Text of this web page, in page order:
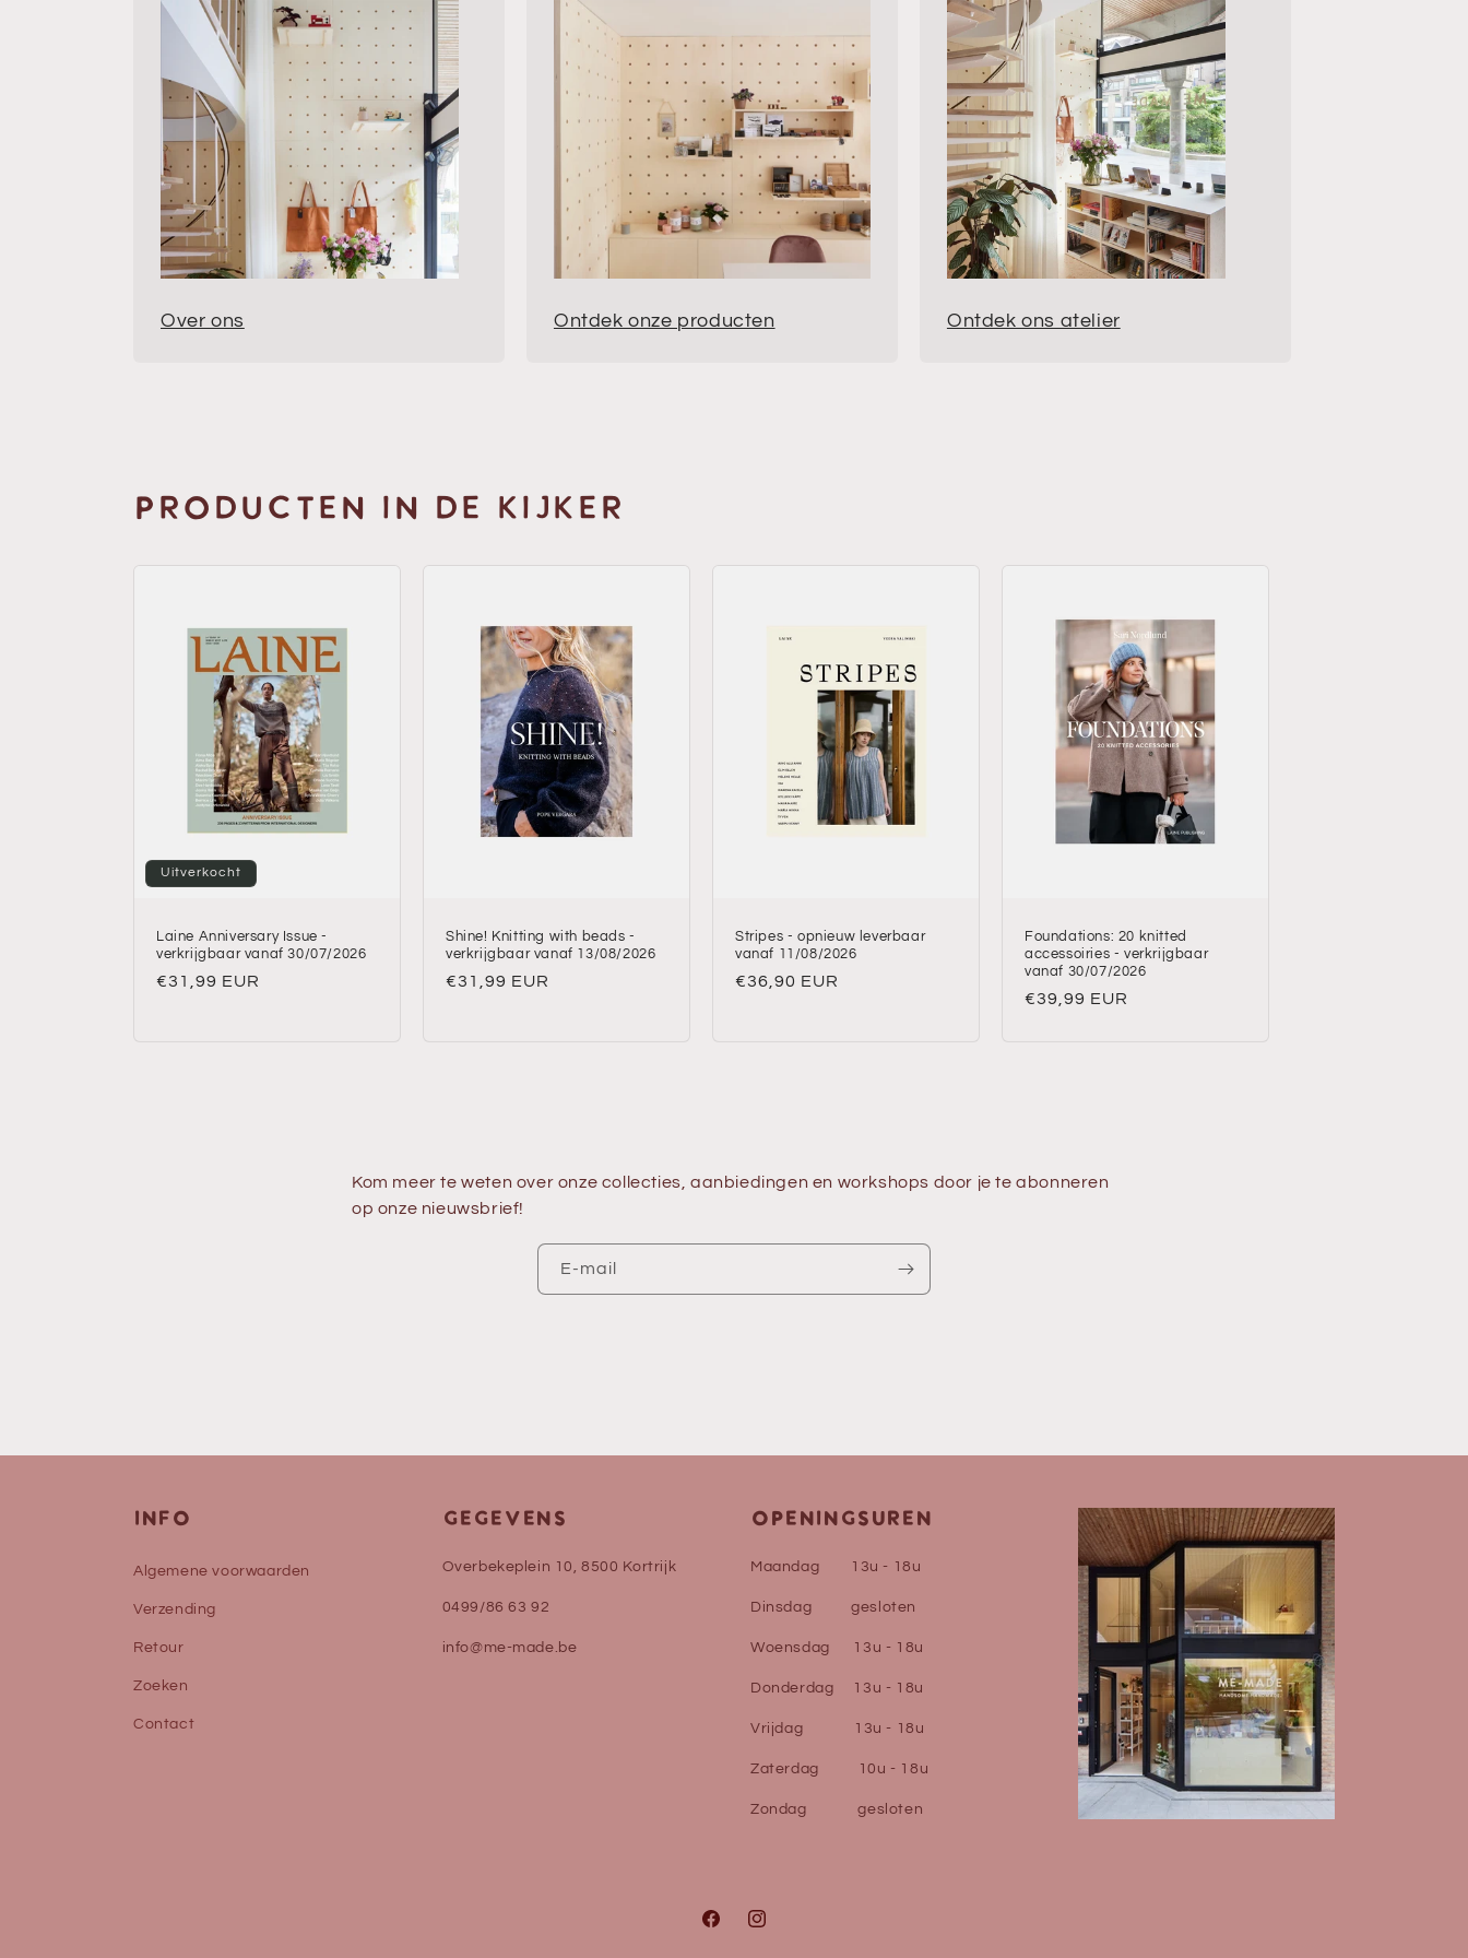
Over ons Ontdek onze producten Ontdek ons atelier
PRODUCTEN IN DE KIJKER
Uitverkocht
Laine Anniversary Issue -
verkrijgbaar vanaf 30/07/2026
Normale
€31,99 EUR
Shine! Knitting with beads -
verkrijgbaar vanaf 13/08/2026
Normale
€31,99 EUR
Stripes - opnieuw leverbaar
vanaf 11/08/2026
Normale
€36,90 EUR
Foundations: 20 knitted
accessoiries - verkrijgbaar
vanaf 30/07/2026
Normale
€39,99 EUR
Kom meer te weten over onze collecties, aanbiedingen en workshops door je te abonneren
op onze nieuwsbrief!
E‑mail
INFO
Algemene voorwaarden
Verzending
Retour
Zoeken
Contact
GEGEVENS
Overbekeplein 10, 8500 Kortrijk
0499/86 63 92
info@me-made.be
OPENINGSUREN
Maandag 13u - 18u
Dinsdag gesloten
Woensdag 13u - 18u
Donderdag 13u - 18u
Vrijdag 13u - 18u
Zaterdag 10u - 18u
Zondag gesloten
FacebookInstagram